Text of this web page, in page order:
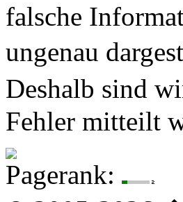
falsche
ungenau
Deshalb sind
Fehler mitteilt
Pagerank: